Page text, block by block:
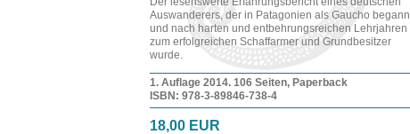
Aus­wan­de­rers, der in Pa­ta­go­ni­en als Gau­cho be­gann
und nach har­ten und ent­beh­rungs­rei­chen Lehr­jah­ren
zum er­folg­rei­chen Schaf­far­mer und Grund­be­sit­zer
wurde.
1. Auf­la­ge 2014. 106 Sei­ten, Pa­per­back
ISBN: 978-​3-​89846-​738-​4
18,00 EUR